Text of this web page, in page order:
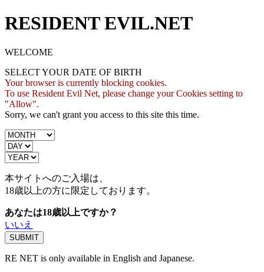
RESIDENT EVIL.NET
WELCOME
SELECT YOUR DATE OF BIRTH
Your browser is currently blocking cookies.
To use Resident Evil Net, please change your Cookies setting to
"Allow".
Sorry, we can't grant you access to this site this time.
本サイトへのご入場は、
18歳以上の方に限定しております。
あなたは18歳以上ですか？
いいえ
RE NET is only available in English and Japanese.